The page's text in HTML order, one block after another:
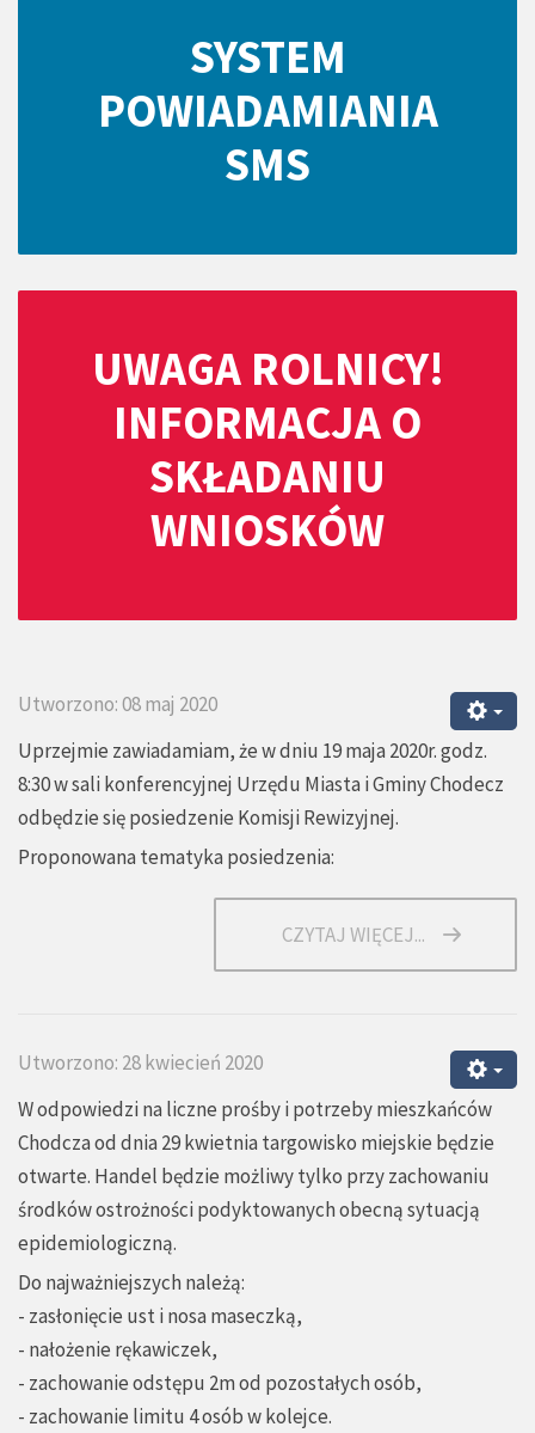
SYSTEM
POWIADAMIANIA
SMS
UWAGA ROLNICY!
INFORMACJA O
SKŁADANIU
WNIOSKÓW
Utworzono: 08 maj 2020
Uprzejmie zawiadamiam, że w dniu 19 maja 2020r. godz.
8:30 w sali konferencyjnej Urzędu Miasta i Gminy Chodecz
odbędzie się posiedzenie Komisji Rewizyjnej.
Proponowana tematyka posiedzenia:
CZYTAJ WIĘCEJ...
Utworzono: 28 kwiecień 2020
W odpowiedzi na liczne prośby i potrzeby mieszkańców
Chodcza od dnia 29 kwietnia targowisko miejskie będzie
otwarte. Handel będzie możliwy tylko przy zachowaniu
środków ostrożności podyktowanych obecną sytuacją
epidemiologiczną.
Do najważniejszych należą:
- zasłonięcie ust i nosa maseczką,
- nałożenie rękawiczek,
- zachowanie odstępu 2m od pozostałych osób,
- zachowanie limitu 4 osób w kolejce.